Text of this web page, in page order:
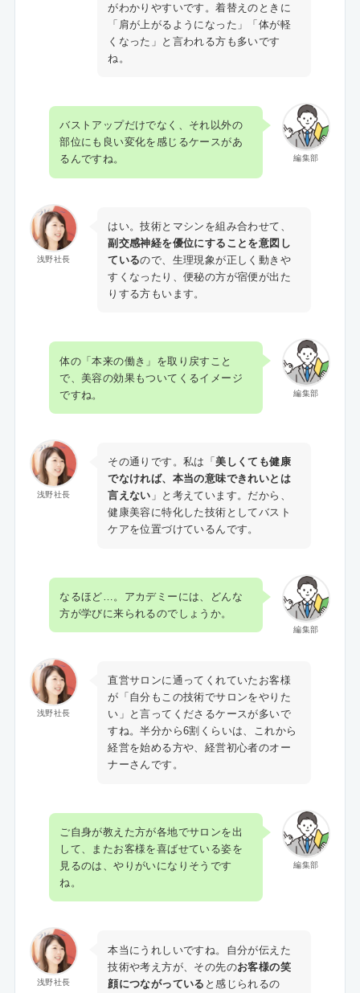
がわかりやすいです。着替えのときに
「肩が上がるようになった」「体が軽
くなった」と言われる方も多いです
ね。
編集部
バストアップだけでなく、それ以外の
部位にも良い変化を感じるケースがあ
るんですね。
浅野社長
はい。技術とマシンを組み合わせて、
副交感神経を優位にすることを意図し
ているので、生理現象が正しく動きや
すくなったり、便秘の方が宿便が出た
りする方もいます。
編集部
体の「本来の働き」を取り戻すこと
で、美容の効果もついてくるイメージ
ですね。
浅野社長
その通りです。私は「美しくても健康
でなければ、本当の意味できれいとは
言えない 」と考えています。だから、
健康美容に特化した技術としてバスト
ケアを位置づけているんです。
編集部
なるほど…。アカデミーには、どんな
方が学びに来られるのでしょうか。
浅野社長
直営サロンに通ってくれていたお客様
が「自分もこの技術でサロンをやりた
い」と言ってくださるケースが多いで
すね。半分から6割くらいは、これから
経営を始める方や、経営初心者のオー
ナーさんです。
編集部
ご自身が教えた方が各地でサロンを出
して、またお客様を喜ばせている姿を
見るのは、やりがいになりそうです
ね。
浅野社長
本当にうれしいですね。自分が伝えた
技術や考え方が、その先のお客様の笑
顔につながっている と感じられるの